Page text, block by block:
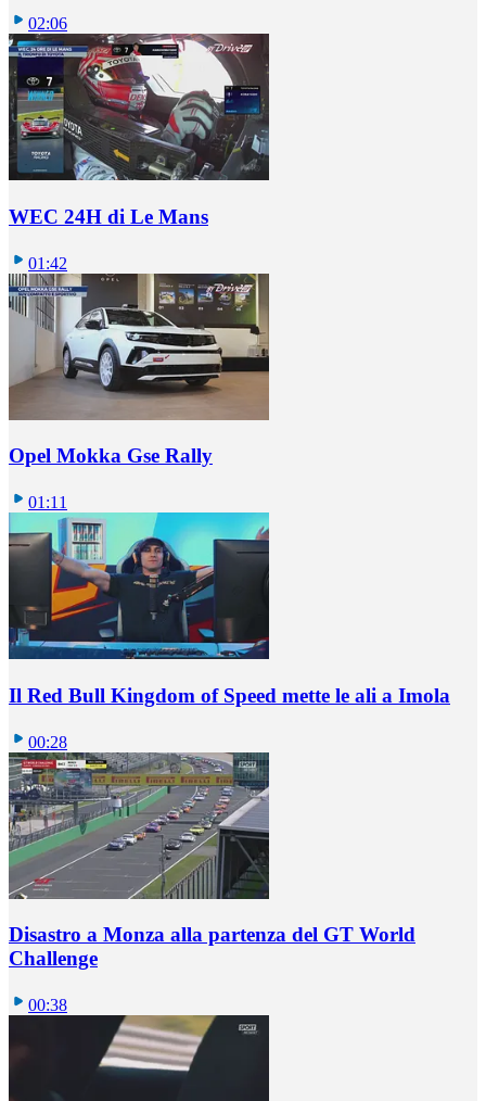
02:06
WEC 24H di Le Mans
01:42
Opel Mokka Gse Rally
01:11
Il Red Bull Kingdom of Speed mette le ali a Imola
00:28
Disastro a Monza alla partenza del GT World
Challenge
00:38